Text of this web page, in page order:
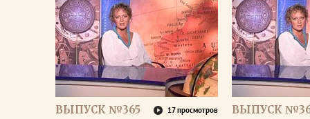
ВЫПУСК №365 17 просмотров ВЫПУСК